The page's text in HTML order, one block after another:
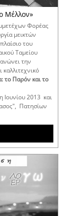
Μέλλον»
Φορέας
μεικτών
του
Ταμείου
την
το Παρόν και το
Ιουνίου 2013 και
Πατησίων